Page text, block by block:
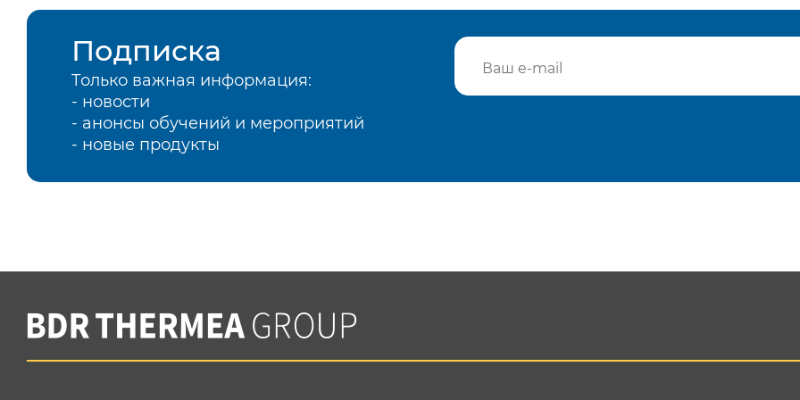
Подписка
Только важная информация:
- новости
- анонсы обучений и мероприятий
- новые продукты